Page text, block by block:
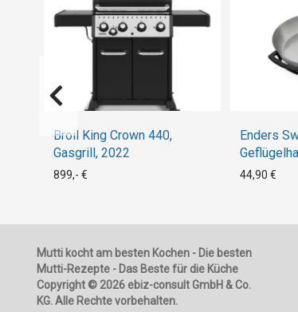
Broil King Crown 440,
Gasgrill, 2022
899,- €
Enders
44,90 €
Mutti kocht am besten Kochen - Die besten
Mutti-Rezepte - Das Beste für die Küche
Copyright © 2026 ebiz-consult GmbH & Co.
KG. Alle Rechte vorbehalten.